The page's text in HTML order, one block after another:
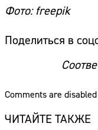
Фото: freepik
Поделиться в
Comments are disabled
ЧИТАЙТЕ ТАКЖЕ